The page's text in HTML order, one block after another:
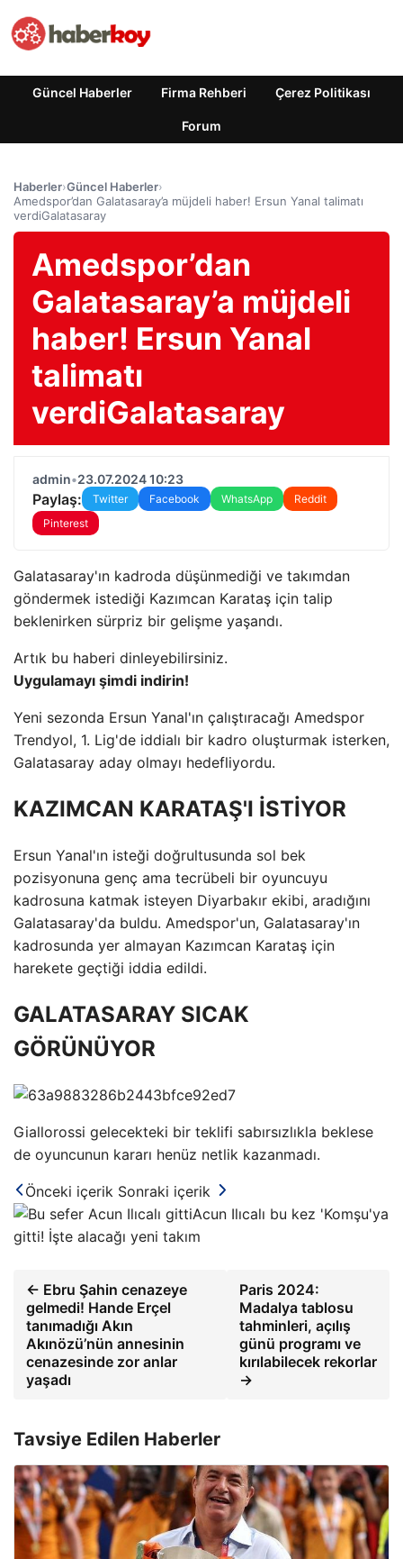
Güncel Haberler Firma Rehberi Çerez Politikası
Forum
Haberler›Güncel Haberler›
Amedspor’dan Galatasaray’a müjdeli haber! Ersun Yanal talimatı
verdiGalatasaray
Amedspor’dan
Galatasaray’a müjdeli
haber! Ersun Yanal
talimatı
verdiGalatasaray
admin•23.07.2024 10:23
Paylaş: Twitter Facebook WhatsApp
Reddit
Pinterest
Galatasaray'ın kadroda düşünmediği ve takımdan
göndermek istediği Kazımcan Karataş için talip
beklenirken sürpriz bir gelişme yaşandı.
Artık bu haberi dinleyebilirsiniz.
Uygulamayı şimdi indirin!
Yeni sezonda Ersun Yanal'ın çalıştıracağı Amedspor
Trendyol, 1. Lig'de iddialı bir kadro oluşturmak isterken,
Galatasaray aday olmayı hedefliyordu.
KAZIMCAN KARATAŞ'I İSTİYOR
Ersun Yanal'ın isteği doğrultusunda sol bek
pozisyonuna genç ama tecrübeli bir oyuncuyu
kadrosuna katmak isteyen Diyarbakır ekibi, aradığını
Galatasaray'da buldu. Amedspor'un, Galatasaray'ın
kadrosunda yer almayan Kazımcan Karataş için
harekete geçtiği iddia edildi.
GALATASARAY SICAK
GÖRÜNÜYOR
Giallorossi gelecekteki bir teklifi sabırsızlıkla beklese
de oyuncunun kararı henüz netlik kazanmadı.
Önceki içerik Sonraki içerik
Acun Ilıcalı bu kez 'Komşu'ya
gitti! İşte alacağı yeni takım
← Ebru Şahin cenazeye
gelmedi! Hande Erçel
tanımadığı Akın
Akınözü’nün annesinin
cenazesinde zor anlar
yaşadı
Paris 2024:
Madalya tablosu
tahminleri, açılış
günü programı ve
kırılabilecek rekorlar
→
Tavsiye Edilen Haberler